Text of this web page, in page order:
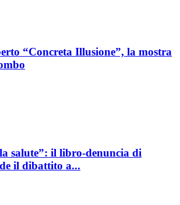
“Concreta Illusione”, la mostra
salute”: il libro-denuncia di
il dibattito a...